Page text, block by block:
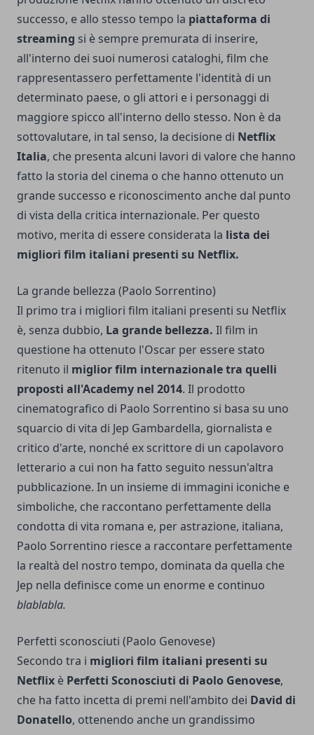
successo, e allo stesso tempo la piattaforma di
streaming si è sempre premurata di inserire,
all'interno dei suoi numerosi cataloghi, film che
rappresentassero perfettamente l'identità di un
determinato paese, o gli attori e i personaggi di
maggiore spicco all'interno dello stesso. Non è da
sottovalutare, in tal senso, la decisione di Netflix
Italia, che presenta alcuni lavori di valore che hanno
fatto la storia del cinema o che hanno ottenuto un
grande successo e riconoscimento anche dal punto
di vista della critica internazionale. Per questo
motivo, merita di essere considerata la lista dei
migliori film italiani presenti su Netflix.
La grande bellezza (Paolo Sorrentino)
Il primo tra i migliori film italiani presenti su Netflix
è, senza dubbio, La grande bellezza. Il film in
questione ha ottenuto l'Oscar per essere stato
ritenuto il miglior film internazionale tra quelli
proposti all'Academy nel 2014. Il prodotto
cinematografico di Paolo Sorrentino si basa su uno
squarcio di vita di Jep Gambardella, giornalista e
critico d'arte, nonché ex scrittore di un capolavoro
letterario a cui non ha fatto seguito nessun'altra
pubblicazione. In un insieme di immagini iconiche e
simboliche, che raccontano perfettamente della
condotta di vita romana e, per astrazione, italiana,
Paolo Sorrentino riesce a raccontare perfettamente
la realtà del nostro tempo, dominata da quella che
Jep nella definisce come un enorme e continuo
blablabla.
Perfetti sconosciuti (Paolo Genovese)
Secondo tra i migliori film italiani presenti su
Netflix è Perfetti Sconosciuti di Paolo Genovese,
che ha fatto incetta di premi nell'ambito dei David di
Donatello, ottenendo anche un grandissimo